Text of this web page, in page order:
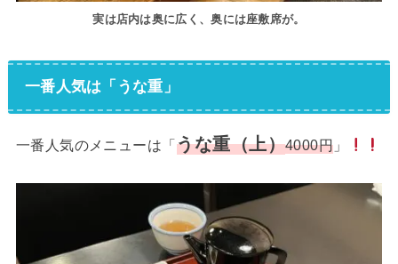
実は店内は奥に広く、奥には座敷席が。
一番人気は「うな重」
一番人気のメニューは「うな重（上）4000円 」